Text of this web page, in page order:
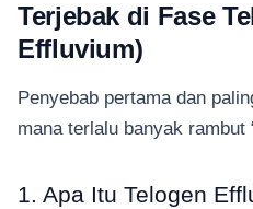
Terjebak di Fase
Effluvium)
Penyebab pertama dan
mana terlalu banyak rambut
1. Apa Itu Telogen